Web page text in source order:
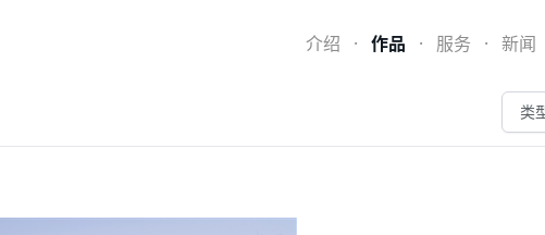
介绍 · 作品 · 服务 · 新闻
类